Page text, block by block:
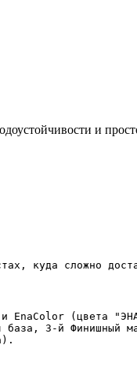
и
куда сложно
и EnaColor (цвета
3-й Финишный